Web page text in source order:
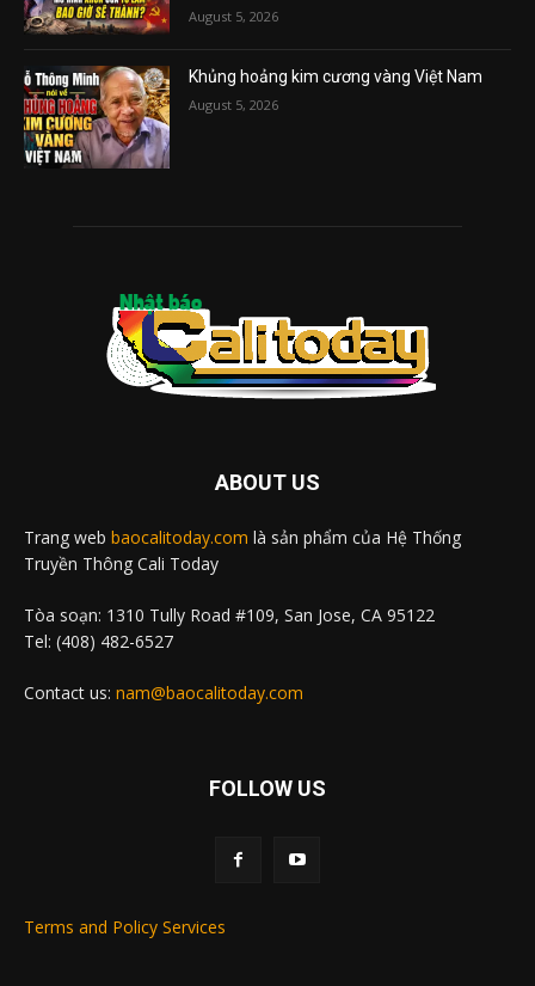
August 5, 2026
Khủng hoảng kim cương vàng Việt Nam
August 5, 2026
ABOUT US
Trang web baocalitoday.com là sản phẩm của Hệ Thống
Truyền Thông Cali Today
Tòa soạn: 1310 Tully Road #109, San Jose, CA 95122
Tel: (408) 482-6527
Contact us: nam@baocalitoday.com
FOLLOW US
Terms and Policy Services